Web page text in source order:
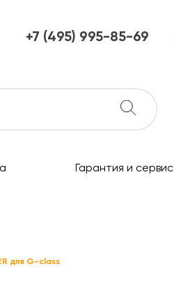
+7 (495) 995-85-69
ежедневно с 10 до 21
Гарантия и сервис
для G-class